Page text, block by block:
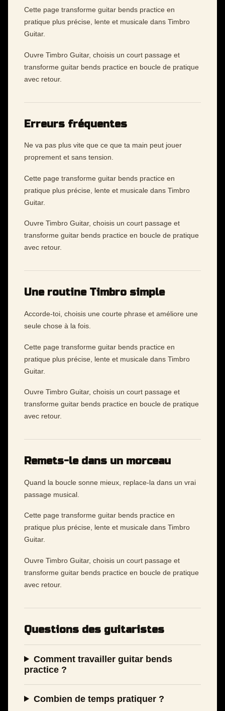
Cette page transforme guitar bends practice en
pratique plus précise, lente et musicale dans Timbro
Guitar.
Ouvre Timbro Guitar, choisis un court passage et
transforme guitar bends practice en boucle de pratique
avec retour.
Erreurs fréquentes
Ne va pas plus vite que ce que ta main peut jouer
proprement et sans tension.
Cette page transforme guitar bends practice en
pratique plus précise, lente et musicale dans Timbro
Guitar.
Ouvre Timbro Guitar, choisis un court passage et
transforme guitar bends practice en boucle de pratique
avec retour.
Une routine Timbro simple
Accorde-toi, choisis une courte phrase et améliore une
seule chose à la fois.
Cette page transforme guitar bends practice en
pratique plus précise, lente et musicale dans Timbro
Guitar.
Ouvre Timbro Guitar, choisis un court passage et
transforme guitar bends practice en boucle de pratique
avec retour.
Remets-le dans un morceau
Quand la boucle sonne mieux, replace-la dans un vrai
passage musical.
Cette page transforme guitar bends practice en
pratique plus précise, lente et musicale dans Timbro
Guitar.
Ouvre Timbro Guitar, choisis un court passage et
transforme guitar bends practice en boucle de pratique
avec retour.
Questions des guitaristes
Comment travailler guitar bends
practice ?
Combien de temps pratiquer ?